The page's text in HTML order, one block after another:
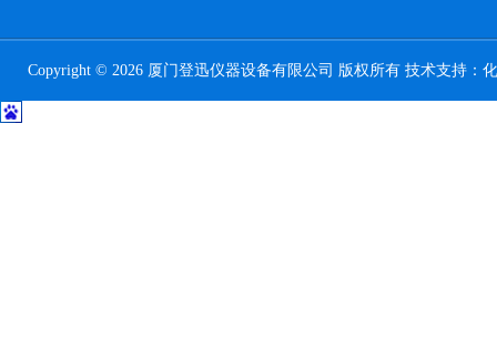
Copyright © 2026 厦门登迅仪器设备有限公司 版权所有 技术支持：